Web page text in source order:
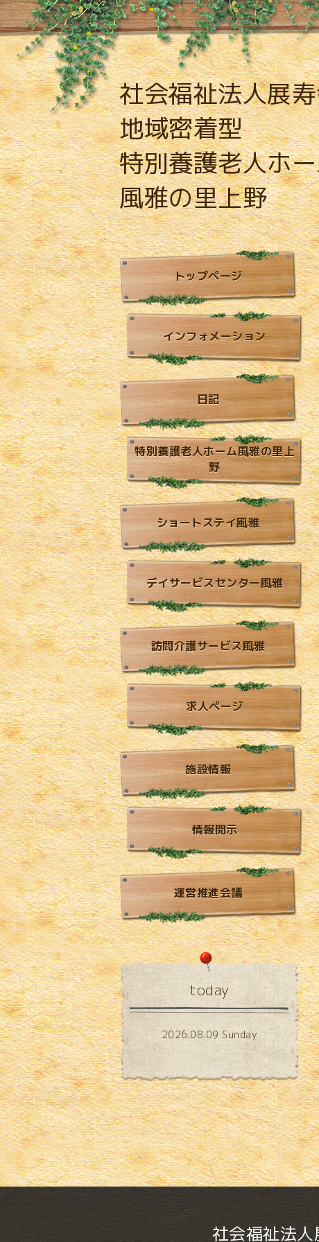
社会福祉法人展
地域密着型
特別養護老人ホ
風雅の里上野
トップページ
インフォメーション
日記
特別養護老人ホーム風雅の里上
野
ショートステイ風雅
デイサービスセンター風雅
訪問介護サービス風雅
求人ページ
施設情報
情報開示
運営推進会議
today
2026.08.09 Sunday
社会福祉法